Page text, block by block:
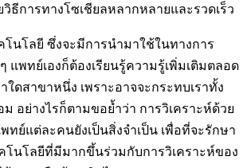
ธีการทางโซเชียลหลากหลายและรวดเร็ว
โนโลยี ซึ่งจะมีการนำมาใช้ในทางการ
แพทย์เองก็ต้องเรียนรู้ความรู้เพิ่มเติมตลอด
ใดสาขาหนึ่ง เพราะอาจจะกระทบเราทั้ง
อย่างไรก็ตามขอย้ำว่า การวิเคราะห์ด้วย
ย์แต่ละคนยังเป็นสิ่งจำเป็น เพื่อที่จะรักษา
โนโลยีที่มีมากขึ้นร่วมกับการวิเคราะห์ของ